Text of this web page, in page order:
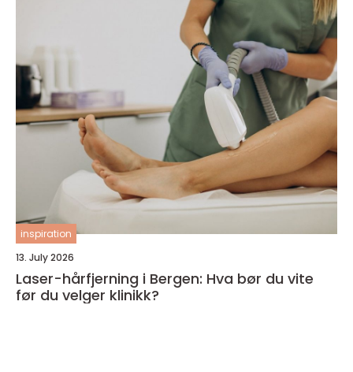
inspiration
13. July 2026
Laser-hårfjerning i Bergen: Hva bør du vite
før du velger klinikk?